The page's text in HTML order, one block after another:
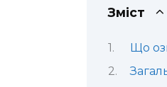
Зміст
Що